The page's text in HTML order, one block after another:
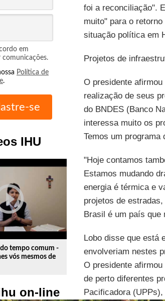
em
comunicações.
Política de
.
IHU
tempo comum -
vós mesmos de
on-line
foi a reconciliação".
muito" para o
situação política em
Projetos de
O presidente
realização de seus
do BNDES (Banco
interessa muito os
Temos um programa
"Hoje contamos
Estamos mudando
energia é térmica e
projetos de
Brasil é um país que
Lobo disse que está
envolveriam nestes
O presidente
de perto diferentes
Pacificadora